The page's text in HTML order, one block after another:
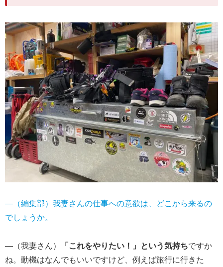
―（編集部）我妻さんの仕事への意欲は、どこから来るの
でしょうか。
―（我妻さん） 「これをやりたい！」という気持ちですか
ね。動機はなんでもいいですけど、例えば旅行に行きた